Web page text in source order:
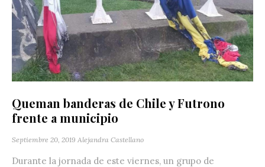
Queman banderas de Chile y Futrono
frente a municipio
Septiembre 20, 2019 Alejandra Castellano
Durante la jornada de este viernes, un grupo de